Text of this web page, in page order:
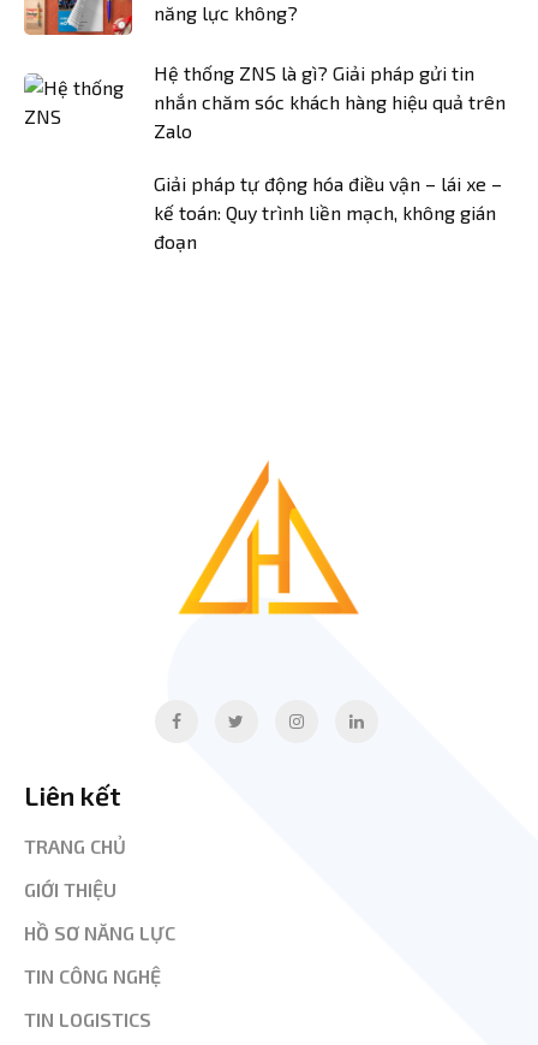
năng lực không?
Hệ thống ZNS là gì? Giải pháp gửi tin
nhắn chăm sóc khách hàng hiệu quả trên
Zalo
Giải pháp tự động hóa điều vận – lái xe –
kế toán: Quy trình liền mạch, không gián
đoạn
Liên kết
TRANG CHỦ
GIỚI THIỆU
HỒ SƠ NĂNG LỰC
TIN CÔNG NGHỆ
TIN LOGISTICS